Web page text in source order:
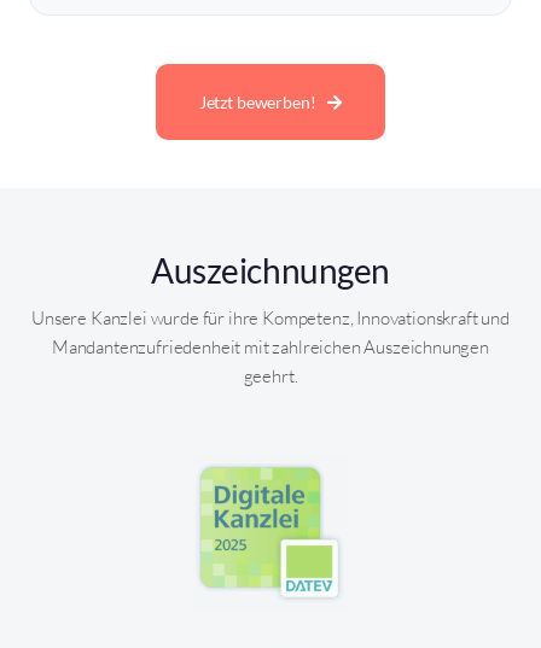
Jetzt bewerben!
Auszeichnungen
Unsere Kanzlei wurde für ihre Kompetenz, Innovationskraft und
Mandantenzufriedenheit mit zahlreichen Auszeichnungen
geehrt.